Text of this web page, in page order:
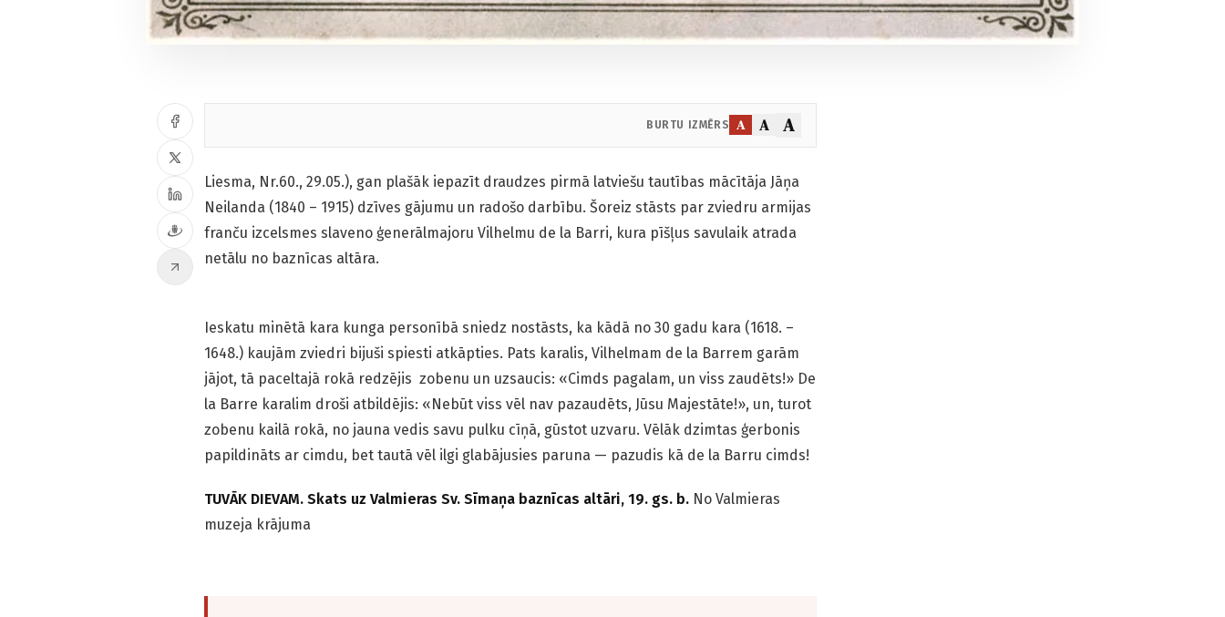
BURTU IZMĒRS A A A
Liesma, Nr.60., 29.05.), gan plašāk iepazīt draudzes pirmā latviešu tautības mācītāja Jāņa
Neilanda (1840 – 1915) dzīves gājumu un radošo darbību. Šoreiz stāsts par zviedru armijas
franču izcelsmes slaveno ģenerālmajoru Vilhelmu de la Barri, kura pīšļus savulaik atrada
netālu no baznīcas altāra.
Ieskatu minētā kara kunga personībā sniedz nostāsts, ka kādā no 30 gadu kara (1618. –
1648.) kaujām zviedri bijuši spiesti atkāpties. Pats karalis, Vilhelmam de la Barrem garām
jājot, tā paceltajā rokā redzējis zobenu un uzsaucis: «Cimds pagalam, un viss zaudēts!» De
la Barre karalim droši atbildējis: «Nebūt viss vēl nav pazaudēts, Jūsu Majestāte!», un, turot
zobenu kailā rokā, no jauna vedis savu pulku cīņā, gūstot uzvaru. Vēlāk dzimtas ģerbonis
papildināts ar cimdu, bet tautā vēl ilgi glabājusies paruna — pazudis kā de la Barru cimds!
TUVĀK DIEVAM. Skats uz Valmieras Sv. Sīmaņa baznīcas altāri, 19. gs. b. No Valmieras
muzeja krājuma